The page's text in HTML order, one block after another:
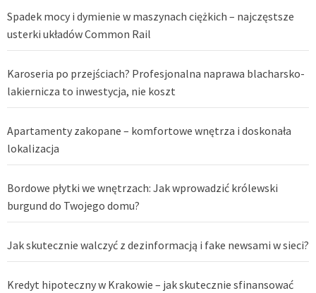
Spadek mocy i dymienie w maszynach ciężkich – najczęstsze
usterki układów Common Rail
Karoseria po przejściach? Profesjonalna naprawa blacharsko-
lakiernicza to inwestycja, nie koszt
Apartamenty zakopane – komfortowe wnętrza i doskonała
lokalizacja
Bordowe płytki we wnętrzach: Jak wprowadzić królewski
burgund do Twojego domu?
Jak skutecznie walczyć z dezinformacją i fake newsami w sieci?
Kredyt hipoteczny w Krakowie – jak skutecznie sfinansować